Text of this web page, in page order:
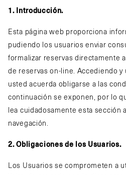
1. Introducción.
Esta página web proporciona
pudiendo los usuarios enviar
formalizar reservas directamente
de reservas on-line. Accediendo y
usted acuerda obligarse a las
continuación se exponen, por lo
lea cuidadosamente esta sección
navegación.
2. Obligaciones de los Usuarios.
Los Usuarios se comprometen a